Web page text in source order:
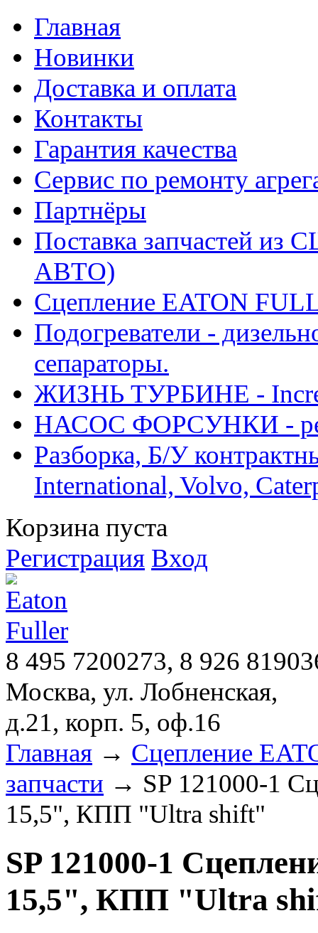
Главная
Новинки
Доставка и оплата
Контакты
Гарантия качества
Сервис по ремонту
Партнёры
Поставка запчастей
АВТО)
Сцепление EATON
Подогреватели -
сепараторы.
ЖИЗНЬ ТУРБИНЕ -
НАСОС ФОРСУНКИ -
Разборка, Б/У
International, Volvo,
Корзина пуста
Регистрация Вход
8 495 7200273, 8 926
Москва, ул. Лобненская,
д.21, корп. 5, оф.16
Главная → Сцепление
запчасти → SP 121000-1
15,5", КПП "Ultra shift"
SP 121000-1
15,5", КПП "Ultra